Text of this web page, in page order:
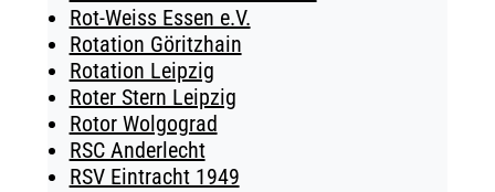
Rot-Weiss Essen e.V.
Rotation Göritzhain
Rotation Leipzig
Roter Stern Leipzig
Rotor Wolgograd
RSC Anderlecht
RSV Eintracht 1949